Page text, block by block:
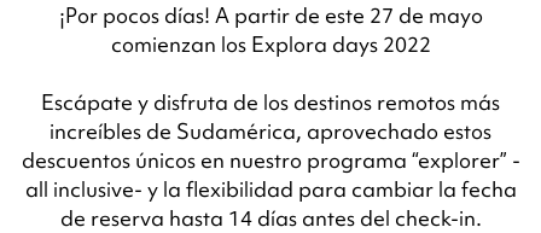
¡Por pocos días! A partir de este 27 de mayo
comienzan los Explora days 2022
Escápate y disfruta de los destinos remotos más
increíbles de Sudamérica, aprovechado estos
descuentos únicos en nuestro programa “explorer” -
all inclusive- y la flexibilidad para cambiar la fecha
de reserva hasta 14 días antes del check-in.